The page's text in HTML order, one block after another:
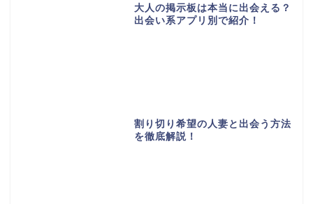
大人の掲示板は本当に出会える？
出会い系アプリ別で紹介！
割り切り希望の人妻と出会う方法
を徹底解説！